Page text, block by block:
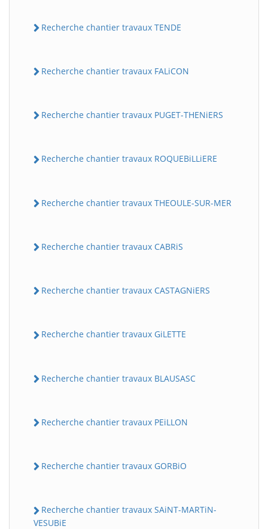
Recherche chantier travaux TENDE
Recherche chantier travaux FALiCON
Recherche chantier travaux PUGET-THENiERS
Recherche chantier travaux ROQUEBiLLiERE
Recherche chantier travaux THEOULE-SUR-MER
Recherche chantier travaux CABRiS
Recherche chantier travaux CASTAGNiERS
Recherche chantier travaux GiLETTE
Recherche chantier travaux BLAUSASC
Recherche chantier travaux PEiLLON
Recherche chantier travaux GORBiO
Recherche chantier travaux SAiNT-MARTiN-
VESUBiE